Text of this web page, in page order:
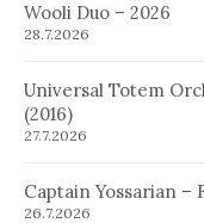
Wooli Duo – 2026
28.7.2026
Universal Totem
(2016)
27.7.2026
Captain Yossarian –
26.7.2026